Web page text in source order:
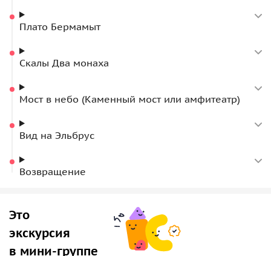
или попробовать блюда кавказской кухни.
нарзанов, на Медовые водопады или гору Шапка
можно полюбоваться шикарным видом на Эшкаконское
водохранилище и Гришкину балку.
Плато Бермамыт
Скалы Два монаха
Мост в небо (Каменный мост или амфитеатр)
Вид на Эльбрус
Возвращение
Это
экскурсия
в мини-группе